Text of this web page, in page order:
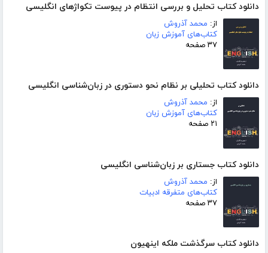
دانلود کتاب تحلیل و بررسی انتظام در پیوست تکواژهای انگلیسی
از: محمد آذروش
کتاب‌های آموزش زبان
۳۷ صفحه
دانلود کتاب تحلیلی بر نظام نحو دستوری در زبان‌شناسی انگلیسی
از: محمد آذروش
کتاب‌های آموزش زبان
۲۱ صفحه
دانلود کتاب جستاری بر زبان‌شناسی انگلیسی
از: محمد آذروش
کتاب‌های متفرقه ادبیات
۳۷ صفحه
دانلود کتاب سرگذشت ملکه اینهیون